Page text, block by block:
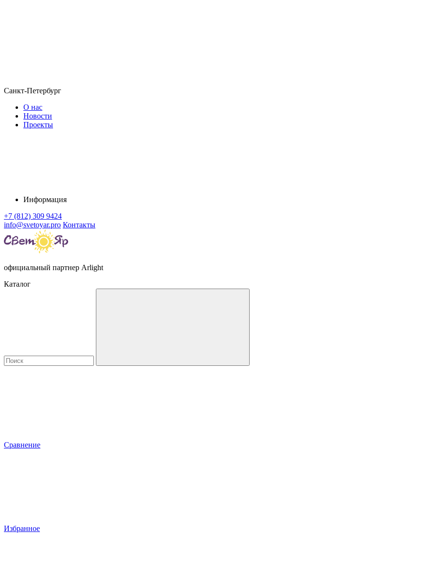
Санкт-Петербург
О нас
Новости
Проекты
Информация
+7 (812) 309 9424
info@svetoyar.pro Контакты
официальный партнер Arlight
Каталог
Сравнение
Избранное